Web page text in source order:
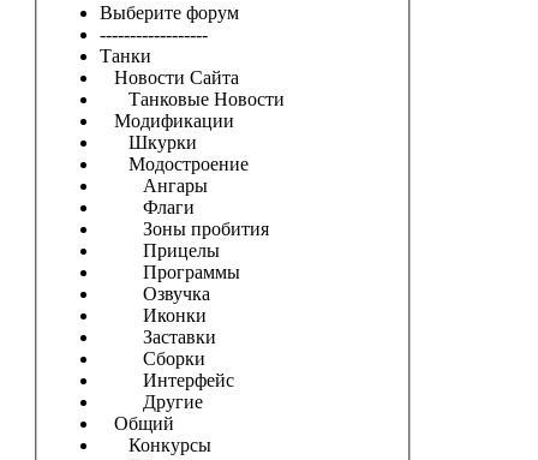
Выберите форум
------------------
Танки
Новости Сайта
Танковые Новости
Модификации
Шкурки
Модостроение
Ангары
Флаги
Зоны пробития
Прицелы
Программы
Озвучка
Иконки
Заставки
Сборки
Интерфейс
Другие
Общий
Конкурсы